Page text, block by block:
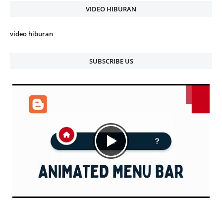
VIDEO HIBURAN
video hiburan
SUBSCRIBE US